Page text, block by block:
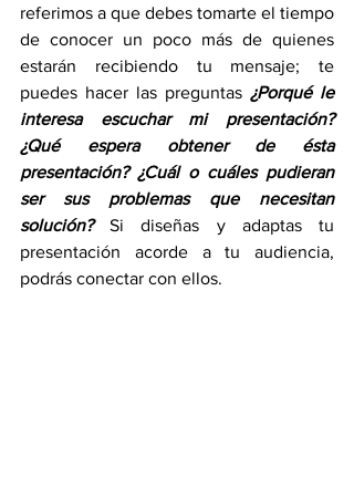
referimos a que debes tomarte el tiempo
de conocer un poco más de quienes
estarán recibiendo tu mensaje; te
puedes hacer las preguntas ¿Porqué le
interesa escuchar mi presentación?
¿Qué espera obtener de ésta
presentación? ¿Cuál o cuáles pudieran
ser sus problemas que necesitan
solución? Si diseñas y adaptas tu
presentación acorde a tu audiencia,
podrás conectar con ellos.